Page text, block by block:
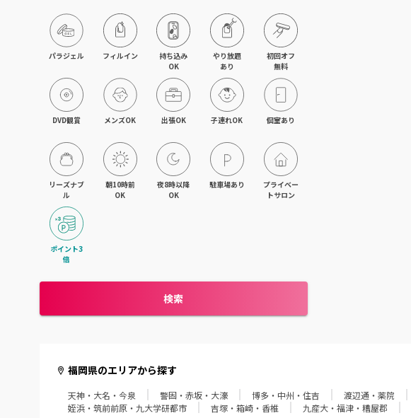
久留米・筑後
柳川・大川・大牟田
小倉・八幡・折尾
新宮・古賀
飯塚・田川
パラジェル フィルイン
持ち込み
OK
やり放題
あり
初回オフ
無料
DVD観賞 メンズOK 出張OK 子連れOK 個室あり
リーズナブ
ル
朝10時前
OK
夜8時以降
OK
駐車場あり
プライベー
トサロン
ポイント3
倍
検索
福岡県のエリアから探す
天神・大名・今泉 警固・赤坂・大濠 博多・中州・住吉 渡辺通・薬院
姪浜・筑前前原・九大学研都市
吉塚・箱崎・香椎 九産大・福津・糟屋郡